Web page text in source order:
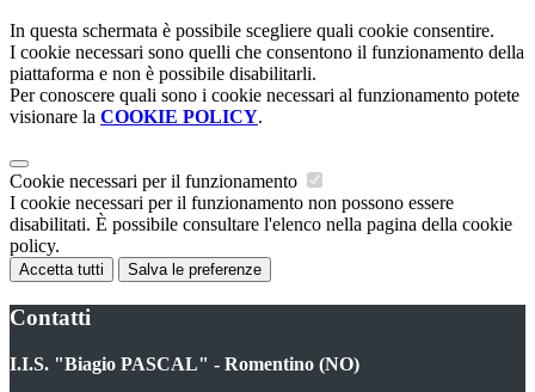
In questa schermata è possibile scegliere quali cookie consentire.
I cookie necessari sono quelli che consentono il funzionamento della
piattaforma e non è possibile disabilitarli.
Per conoscere quali sono i cookie necessari al funzionamento potete
visionare la COOKIE POLICY.
Cookie necessari per il funzionamento
I cookie necessari per il funzionamento non possono essere
disabilitati. È possibile consultare l'elenco nella pagina della cookie
policy.
Accetta tutti Salva le preferenze
Contatti
I.I.S. "Biagio PASCAL" - Romentino (NO)